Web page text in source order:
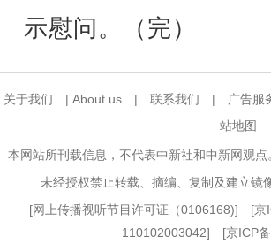
示慰问。（完）
关于我们 | About us | 联系我们 | 广告服
站地图
本网站所刊载信息，不代表中新社和中新网观
未经授权禁止转载、摘编、复制及建立镜
[网上传播视听节目许可证（0106168)] [京
110102003042] [京ICP